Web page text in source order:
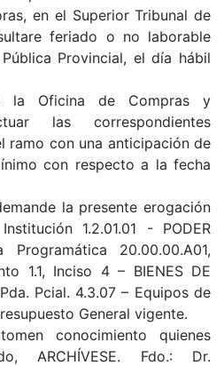
en el Superior Tribunal de
feriado o no laborable
Provincial, el día hábil
la Oficina de Compras y
las correspondientes
ramo con una anticipación de
con respecto a la fecha
la presente erogación
1.2.01.01 - PODER
20.00.00.A01,
1.1, Inciso 4 – BIENES DE
Pcial. 4.3.07 – Equipos de
General vigente.
conocimiento quienes
ARCHÍVESE. Fdo.: Dr.